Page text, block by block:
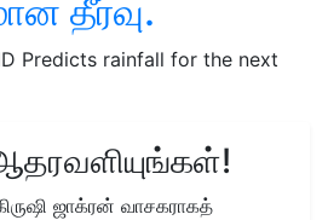
தீர்வு.
Predicts rainfall for the next
ஜாக்ரன் வாசகராகத்